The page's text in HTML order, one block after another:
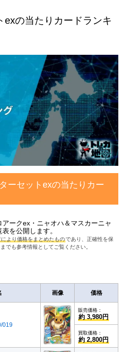
exの当たりカードランキ
ーセットexの当たりカー
ークex・ニャオハ＆マスカーニャ
を公開します。
より価格をまとめたものであり、正確性を保
でも参考情報としてご覧ください。
画像 価格
019
販売価格：
約 3,980円
買取価格：
約 2,800円